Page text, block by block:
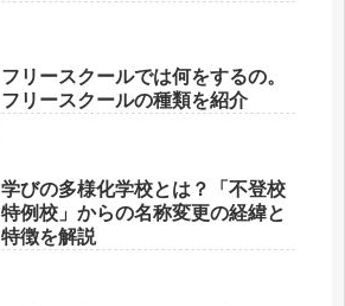
フリースクールでは何をするの。
フリースクールの種類を紹介
学びの多様化学校とは？「不登校
特例校」からの名称変更の経緯と
特徴を解説